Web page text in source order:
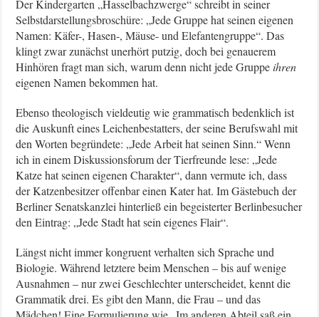
Der Kindergarten „Hasselbachzwerge“ schreibt in seiner
Selbstdarstellungsbroschüre: „Jede Gruppe hat seinen eigenen
Namen: Käfer-, Hasen-, Mäuse- und Elefantengruppe“. Das
klingt zwar zunächst unerhört putzig, doch bei genauerem
Hinhören fragt man sich, warum denn nicht jede Gruppeihren
eigenen Namen bekommen hat.
Ebenso theologisch vieldeutig wie grammatisch bedenklich ist
die Auskunft eines Leichenbestatters, der seine Berufswahl mit
den Worten begründete: „Jede Arbeit hat seinen Sinn.“ Wenn
ich in einem Diskussionsforum der Tierfreunde lese: „Jede
Katze hat seinen eigenen Charakter“, dann vermute ich, dass
der Katzenbesitzer offenbar einen Kater hat. Im Gästebuch der
Berliner Senatskanzlei hinterließ ein begeisterter Berlinbesucher
den Eintrag: „Jede Stadt hat sein eigenes Flair“.
Längst nicht immer kongruent verhalten sich Sprache und
Biologie. Während letztere beim Menschen – bis auf wenige
Ausnahmen – nur zwei Geschlechter unterscheidet, kennt die
Grammatik drei. Es gibt den Mann, die Frau – und das